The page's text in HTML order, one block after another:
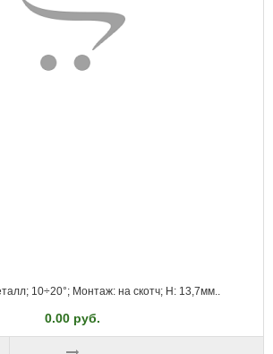
10÷20°; Монтаж: на скотч; H: 13,7мм..
0.00 руб.